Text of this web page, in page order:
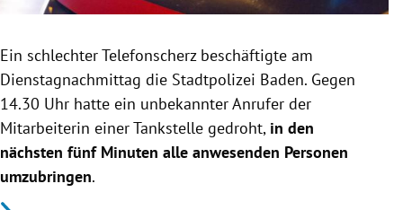
Untermenü
Untermenü
Ein schlechter Telefonscherz beschäftigte am
Dienstagnachmittag die Stadtpolizei Baden. Gegen
14.30 Uhr hatte ein unbekannter Anrufer der
Mitarbeiterin einer Tankstelle gedroht, in den
nächsten fünf Minuten alle anwesenden Personen
umzubringen.